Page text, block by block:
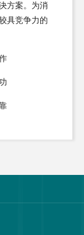
方案。为消
具竞争力的